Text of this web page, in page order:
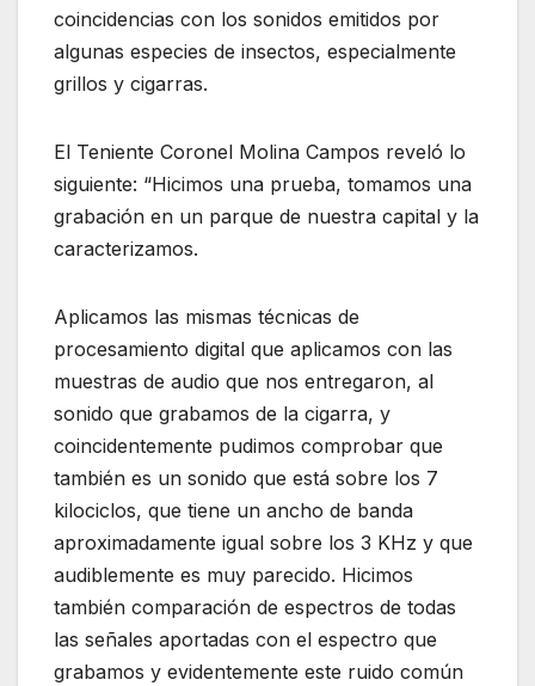
coincidencias con los sonidos emitidos por
algunas especies de insectos, especialmente
grillos y cigarras.
El Teniente Coronel Molina Campos reveló lo
siguiente: “Hicimos una prueba, tomamos una
grabación en un parque de nuestra capital y la
caracterizamos.
Aplicamos las mismas técnicas de
procesamiento digital que aplicamos con las
muestras de audio que nos entregaron, al
sonido que grabamos de la cigarra, y
coincidentemente pudimos comprobar que
también es un sonido que está sobre los 7
kilociclos, que tiene un ancho de banda
aproximadamente igual sobre los 3 KHz y que
audiblemente es muy parecido. Hicimos
también comparación de espectros de todas
las señales aportadas con el espectro que
grabamos y evidentemente este ruido común